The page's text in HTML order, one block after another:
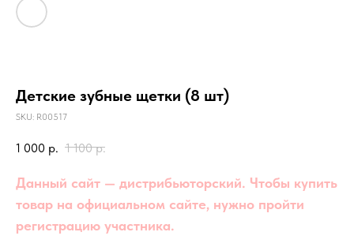
Детские зубные щетки (8 шт)
SKU: R00517
1 000 р. 1 100 р.
Данный сайт — дистрибьюторский. Чтобы купить
товар на официальном сайте, нужно пройти
регистрацию участника.